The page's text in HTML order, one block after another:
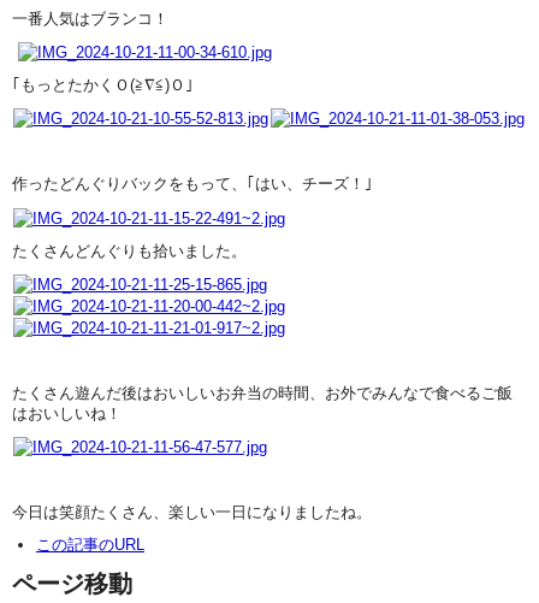
一番人気はブランコ！
｢もっとたかくＯ(≧∇≦)Ｏ｣
作ったどんぐりバックをもって、｢はい、チーズ！｣
たくさんどんぐりも拾いました。
たくさん遊んだ後はおいしいお弁当の時間、お外でみんなで食べるご飯
はおいしいね！
今日は笑顔たくさん、楽しい一日になりましたね。
この記事のURL
ページ移動